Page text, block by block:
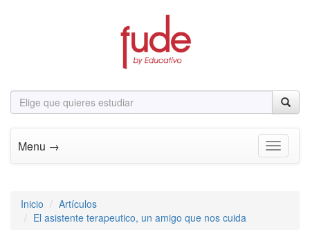
Menu → Toggle
Inicio
Artículos
El asistente terapeutico, un amigo que nos cuida